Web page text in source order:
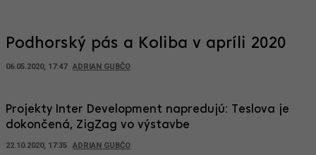
Podhorský pás a Koliba v apríli 2020
06.05.2020, 17:47 ADRIAN GUBČO
Projekty Inter Development napredujú: Teslova je
dokončená, ZigZag vo výstavbe
22.10.2020, 17:35 ADRIAN GUBČO